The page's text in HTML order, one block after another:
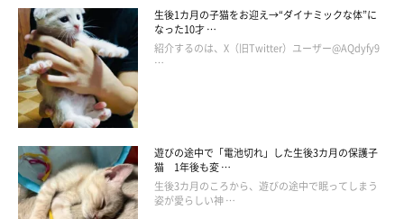
表情が豊かな2匹
生後1カ月の子猫をお迎え→“ダイナミックな体”に
なった10才 …
紹介するのは、X（旧Twitter）ユーザー@AQdyfy9
…
遊びの途中で「電池切れ」した生後3カ月の保護子
猫 1年後も変 …
生後3カ月のころから、遊びの途中で眠ってしまう
姿が愛らしい神 …